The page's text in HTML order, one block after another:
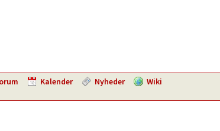
Kalender Nyheder Wiki